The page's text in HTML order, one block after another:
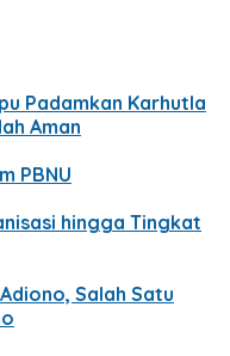
Padamkan Karhutla
Aman
PBNU
hingga Tingkat
Salah Satu